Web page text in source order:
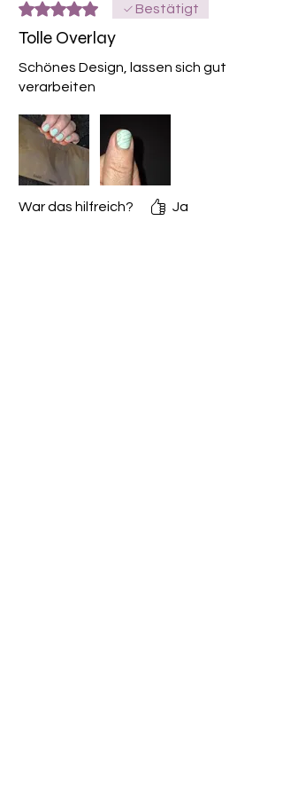
Mit 5 von 5 Sternen bewertet.
Bestätigt
Tolle Overlay
Schönes Design, lassen sich gut
verarbeiten
War das hilfreich? Ja